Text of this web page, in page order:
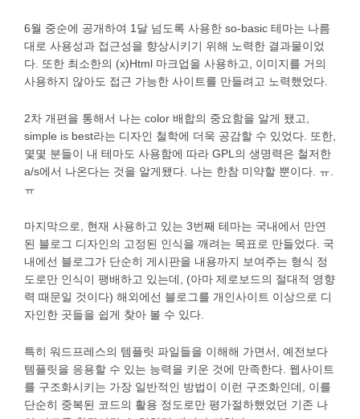
6월 중순에 공개하여 1달 넘도록 사용한 so-basic 테마는 나름
대로 사용성과 접근성을 향상시키기 위해 노력한 결과물이었
다. 또한 최소한의 (x)Html 마크업을 사용하고, 이미지를 거의
사용하지 않아도 접근 가능한 사이트를 만들려고 노력했었다.
2차 개편을 통해서 나는 color 배합의 중요함을 알게 됐고,
simple is best라는 디자인 철학에 더욱 공감할 수 있었다. 또한,
몇몇 분들이 내 테마도 사용함에 따라 GPL의 생명력은 철저한
a/s에서 나온다는 것을 알게됐다. 나는 한참 미약할 뿐이다. ㅠ.
ㅠ
마지막으로, 현재 사용하고 있는 3번째 테마는 국내에서 만연
된 블로그 디자인의 고정된 인식을 깨려는 목표로 만들었다. 국
내에선 블로그가 단순히 게시판을 내용까지 보여주는 형식 정
도로만 인식이 팽배하고 있는데, (아마 제로보드의 절대적 영향
력 때문일 것이다) 해외에선 블로그를 개인사이트 이상으로 디
자인한 곳들을 쉽게 찾아 볼 수 있다.
특히 워드프레스의 템플릿 파일들을 이해해 가면서, 예전보다
템플릿을 응용할 수 있는 능력을 키운 것에 만족한다. 웹사이트
를 구조화시키는 가장 일반적인 방법이 이런 구조화인데, 이를
단순히 중복된 코드의 활용 정도로만 평가절하했었던 기존 나